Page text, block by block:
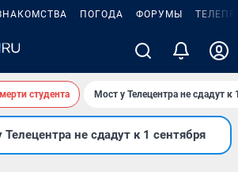
ПОГОДА ФОРУМЫ
студента Мост у Телецентра не сдадут к
Телецентра не сдадут к 1 сентября